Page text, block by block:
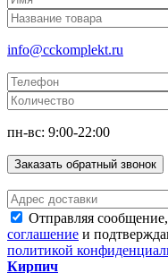
info@cckomplekt.ru
пн-вс: 9:00-22:00
Заказать обратный звонок
Отправляя
соглашение и
политикой
Кирпич